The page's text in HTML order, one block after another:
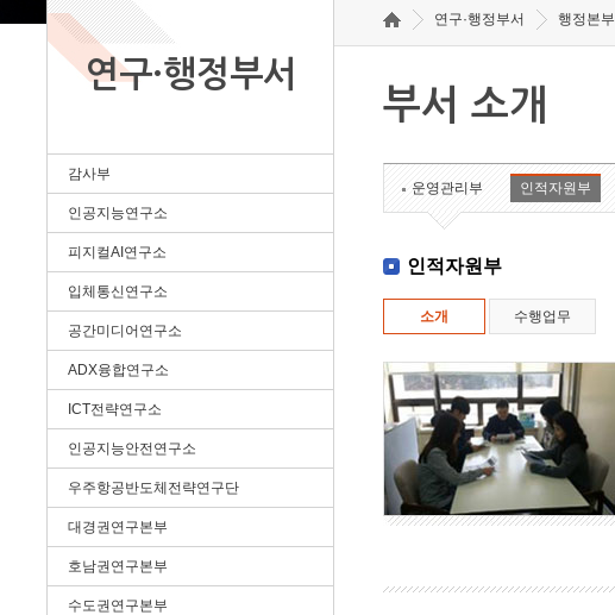
연구·행정부서
감사부
인공지능연구소
피지컬AI연구소
입체통신연구소
공간미디어연구소
ADX융합연구소
ICT전략연구소
인공지능안전연구소
우주항공반도체전략연구단
대경권연구본부
호남권연구본부
수도권연구본부
연구·행정부서 행정본부
부서 소개
운영관리부 인적자원부
인적자원부
소개 수행업무